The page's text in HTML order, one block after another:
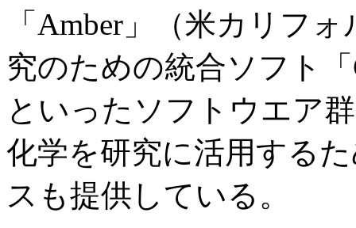
「Amber」（米カリフ
究のための統合ソフト
といったソフトウエア
化学を研究に活用する
スも提供している。